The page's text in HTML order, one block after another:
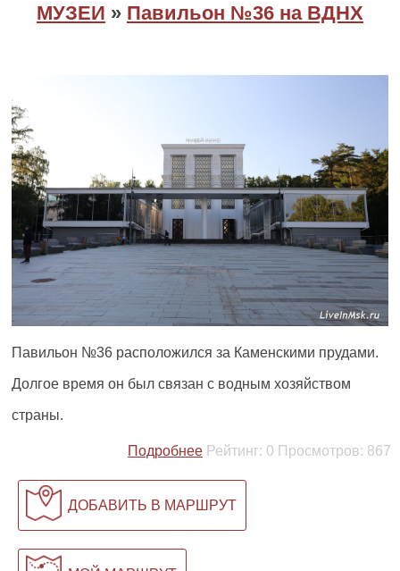
МУЗЕИ » Павильон №36 на ВДНХ
Павильон №36 расположился за Каменскими прудами.
Долгое время он был связан с водным хозяйством
страны.
Подробнее Рейтинг: 0 Просмотров: 867
ДОБАВИТЬ В МАРШРУТ